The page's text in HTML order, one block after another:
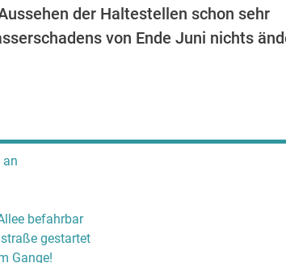
der Haltestellen schon sehr
von Ende Juni nichts
an
befahrbar
gestartet
Gange!